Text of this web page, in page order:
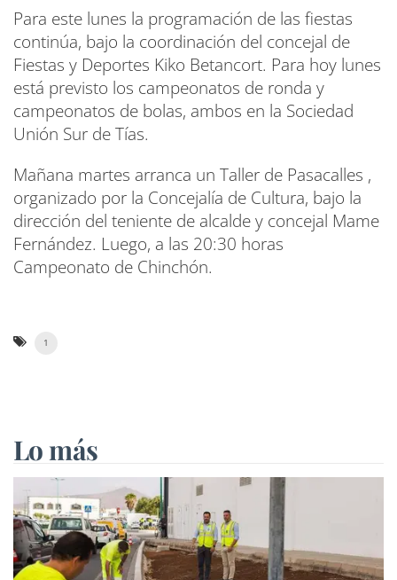
Para este lunes la programación de las fiestas
continúa, bajo la coordinación del concejal de
Fiestas y Deportes Kiko Betancort. Para hoy lunes
está previsto los campeonatos de ronda y
campeonatos de bolas, ambos en la Sociedad
Unión Sur de Tías.
Mañana martes arranca un Taller de Pasacalles ,
organizado por la Concejalía de Cultura, bajo la
dirección del teniente de alcalde y concejal Mame
Fernández. Luego, a las 20:30 horas
Campeonato de Chinchón.
1
Lo más